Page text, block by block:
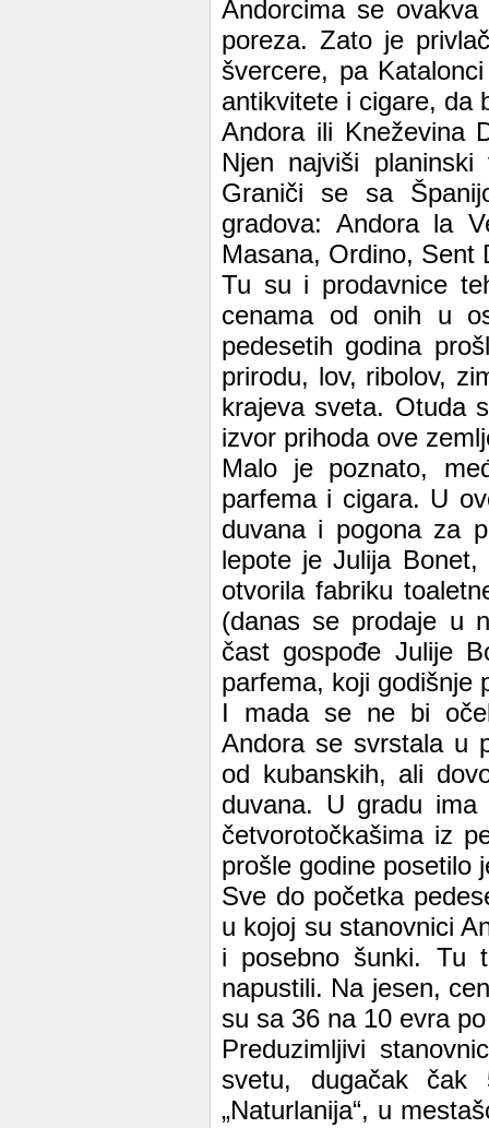
Andorcima se
poreza. Zato je
švercere, pa
antikvitete i cigare, da
Andora ili Kneževina
Njen najviši
Graniči se sa
gradova: Andora la
Masana, Ordino, Sent
Tu su i prodavnice
cenama od onih u
pedesetih godina
prirodu, lov, ribolov,
krajeva sveta. Otuda
izvor prihoda ove
Malo je poznato,
parfema i cigara. U
duvana i pogona za
lepote je Julija
otvorila fabriku
(danas se prodaje u
čast gospođe Julije
parfema, koji godišnje
I mada se ne bi
Andora se svrstala u
od kubanskih, ali
duvana. U gradu
četvorotočkašima iz
prošle godine posetilo
Sve do početka
u kojoj su stanovnici
i posebno šunki. Tu
napustili. Na jesen,
su sa 36 na 10 evra
Preduzimljivi
svetu, dugačak čak
„Naturlanija“, u